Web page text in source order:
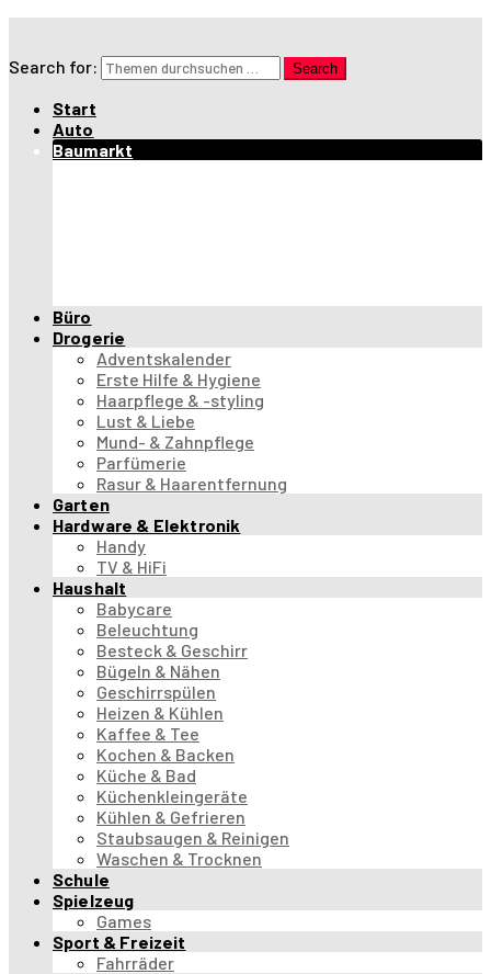
Search for: Search
Start
Auto
Baumarkt
Büro
Drogerie
Adventskalender
Erste Hilfe & Hygiene
Haarpflege & -styling
Lust & Liebe
Mund- & Zahnpflege
Parfümerie
Rasur & Haarentfernung
Garten
Hardware & Elektronik
Handy
TV & HiFi
Haushalt
Babycare
Beleuchtung
Besteck & Geschirr
Bügeln & Nähen
Geschirrspülen
Heizen & Kühlen
Kaffee & Tee
Kochen & Backen
Küche & Bad
Küchenkleingeräte
Kühlen & Gefrieren
Staubsaugen & Reinigen
Waschen & Trocknen
Schule
Spielzeug
Games
Sport & Freizeit
Fahrräder